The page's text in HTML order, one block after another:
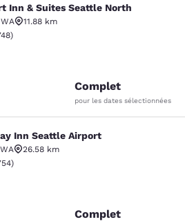
Seattle North
Inn & Suites Seattle North
WA
11.88 km
Bien. 1748 commentaires
)
Complet
pour les dates sélectionnées
Airport
Inn Seattle Airport
WA
26.58 km
Moyen. 1754 commentaires
)
Complet